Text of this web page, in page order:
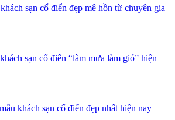
sạn cổ điển đẹp mê hồn từ chuyên gia
sạn cổ điển “làm mưa làm gió” hiện
khách sạn cổ điển đẹp nhất hiện nay